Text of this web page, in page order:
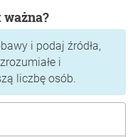
ważna?
i podaj źródła,
i
liczbę osób.